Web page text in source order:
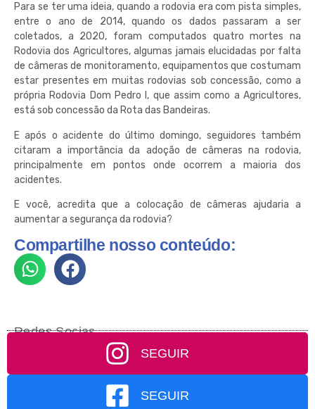
Para se ter uma ideia, quando a rodovia era com pista simples,
entre o ano de 2014, quando os dados passaram a ser
coletados, a 2020, foram computados quatro mortes na
Rodovia dos Agricultores, algumas jamais elucidadas por falta
de câmeras de monitoramento, equipamentos que costumam
estar presentes em muitas rodovias sob concessão, como a
própria Rodovia Dom Pedro I, que assim como a Agricultores,
está sob concessão da Rota das Bandeiras.
E após o acidente do último domingo, seguidores também
citaram a importância da adoção de câmeras na rodovia,
principalmente em pontos onde ocorrem a maioria dos
acidentes.
E você, acredita que a colocação de câmeras ajudaria a
aumentar a segurança da rodovia?
Compartilhe nosso conteúdo:
Redes Socias
SEGUIR
SEGUIR